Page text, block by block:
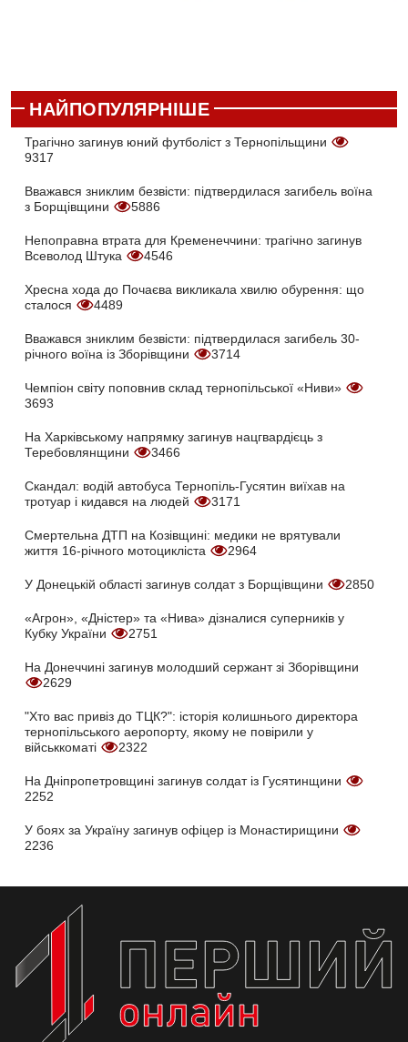
НАЙПОПУЛЯРНІШЕ
Трагічно загинув юний футболіст з Тернопільщини
9317
Вважався зниклим безвісти: підтвердилася загибель воїна
з Борщівщини
5886
Непоправна втрата для Кременеччини: трагічно загинув
Всеволод Штука
4546
Хресна хода до Почаєва викликала хвилю обурення: що
сталося
4489
Вважався зниклим безвісти: підтвердилася загибель 30-
річного воїна із Зборівщини
3714
Чемпіон світу поповнив склад тернопільської «Ниви»
3693
На Харківському напрямку загинув нацгвардієць з
Теребовлянщини
3466
Скандал: водій автобуса Тернопіль-Гусятин виїхав на
тротуар і кидався на людей
3171
Смертельна ДТП на Козівщині: медики не врятували
життя 16-річного мотоцикліста
2964
У Донецькій області загинув солдат з Борщівщини 2850
«Агрон», «Дністер» та «Нива» дізналися суперників у
Кубку України
2751
На Донеччині загинув молодший сержант зі Зборівщини
2629
"Хто вас привіз до ТЦК?": історія колишнього директора
тернопільського аеропорту, якому не повірили у
військкоматі
2322
На Дніпропетровщині загинув солдат із Гусятинщини
2252
У боях за Україну загинув офіцер із Монастирищини
2236